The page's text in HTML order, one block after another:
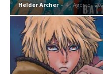
Helder Archer - 4 , Agosto ,